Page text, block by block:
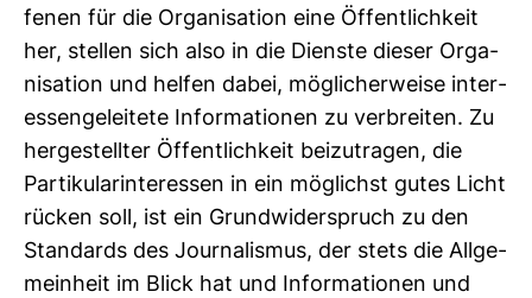
fenen für die Orga­ni­sa­tion eine Öffent­lich­keit
her, stellen sich also in die Dienste dieser Orga­
ni­sa­tion und helfen dabei, mög­li­cher­weise inter­
es­sen­ge­lei­tete Infor­ma­tionen zu ver­breiten. Zu
her­ge­stellter Öffent­lich­keit bei­zu­tragen, die
Par­ti­ku­lar­in­ter­essen in ein mög­lichst gutes Licht
rücken soll, ist ein Grund­wi­der­spruch zu den
Stan­dards des Jour­na­lismus, der stets die All­ge­
mein­heit im Blick hat und Infor­ma­tionen und